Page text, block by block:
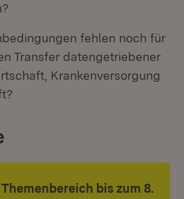
fehlen noch für
Transfer datengetriebener
Krankenversorgung
bis zum 8.